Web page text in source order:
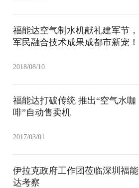
福能达空气制水机献礼建军节，
军民融合技术成果成都市新宠！
2018/08/10
福能达打破传统 推出“空气水咖
啡”自动售卖机
2017/03/01
伊拉克政府工作团莅临深圳福能
达考察